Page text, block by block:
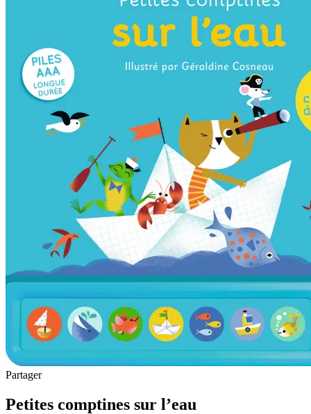
Partager
Petites comptines sur l’eau